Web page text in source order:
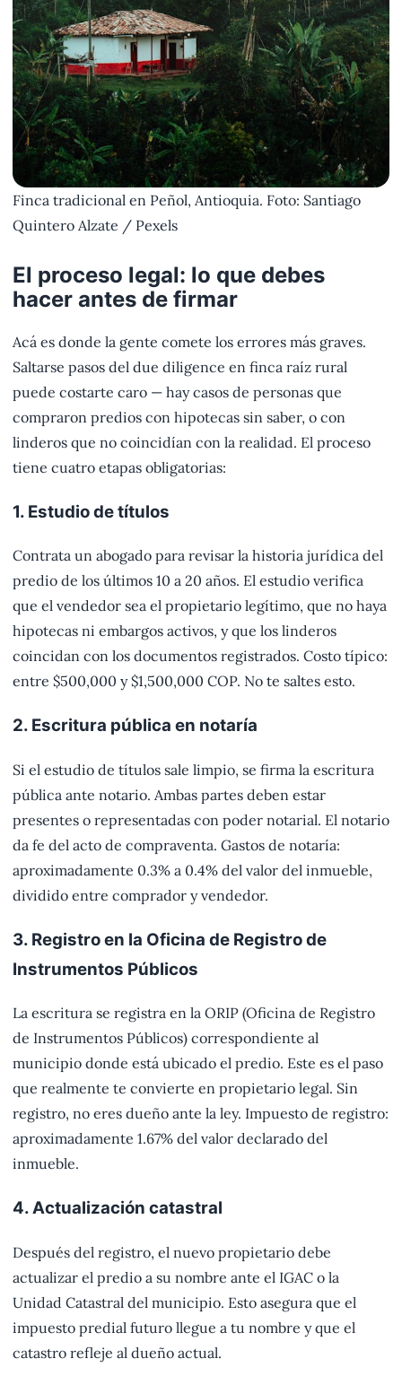
Finca tradicional en Peñol, Antioquia. Foto: Santiago
Quintero Alzate / Pexels
El proceso legal: lo que debes
hacer antes de firmar
Acá es donde la gente comete los errores más graves.
Saltarse pasos del due diligence en finca raíz rural
puede costarte caro — hay casos de personas que
compraron predios con hipotecas sin saber, o con
linderos que no coincidían con la realidad. El proceso
tiene cuatro etapas obligatorias:
1. Estudio de títulos
Contrata un abogado para revisar la historia jurídica del
predio de los últimos 10 a 20 años. El estudio verifica
que el vendedor sea el propietario legítimo, que no haya
hipotecas ni embargos activos, y que los linderos
coincidan con los documentos registrados. Costo típico:
entre $500,000 y $1,500,000 COP. No te saltes esto.
2. Escritura pública en notaría
Si el estudio de títulos sale limpio, se firma la escritura
pública ante notario. Ambas partes deben estar
presentes o representadas con poder notarial. El notario
da fe del acto de compraventa. Gastos de notaría:
aproximadamente 0.3% a 0.4% del valor del inmueble,
dividido entre comprador y vendedor.
3. Registro en la Oficina de Registro de
Instrumentos Públicos
La escritura se registra en la ORIP (Oficina de Registro
de Instrumentos Públicos) correspondiente al
municipio donde está ubicado el predio. Este es el paso
que realmente te convierte en propietario legal. Sin
registro, no eres dueño ante la ley. Impuesto de registro:
aproximadamente 1.67% del valor declarado del
inmueble.
4. Actualización catastral
Después del registro, el nuevo propietario debe
actualizar el predio a su nombre ante el IGAC o la
Unidad Catastral del municipio. Esto asegura que el
impuesto predial futuro llegue a tu nombre y que el
catastro refleje al dueño actual.